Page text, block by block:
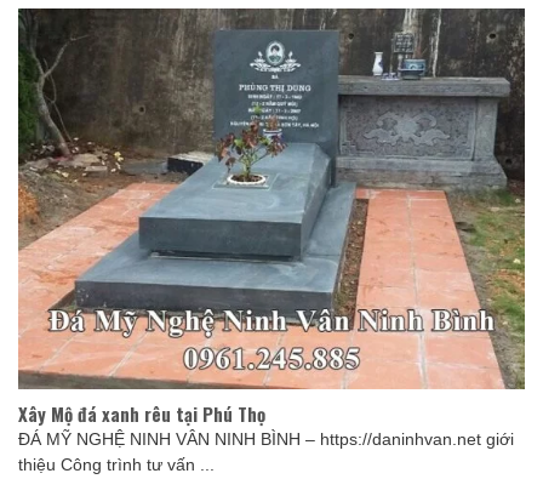
Xây Mộ đá xanh rêu tại Phú Thọ
ĐÁ MỸ NGHỆ NINH VÂN NINH BÌNH – https://daninhvan.net giới
thiệu Công trình tư vấn ...